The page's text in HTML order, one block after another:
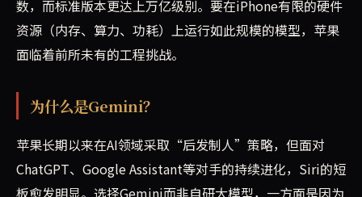
数，而标准版本更达上万亿级别。要在iPhone有限的硬件
资源（内存、算力、功耗）上运行如此规模的模型，苹果
面临着前所未有的工程挑战。
为什么是Gemini？
苹果长期以来在AI领域采取“后发制人”策略，但面对
ChatGPT、Google Assistant等对手的持续进化，Siri的短
板愈发明显。选择Gemini而非自研大模型，一方面是因为